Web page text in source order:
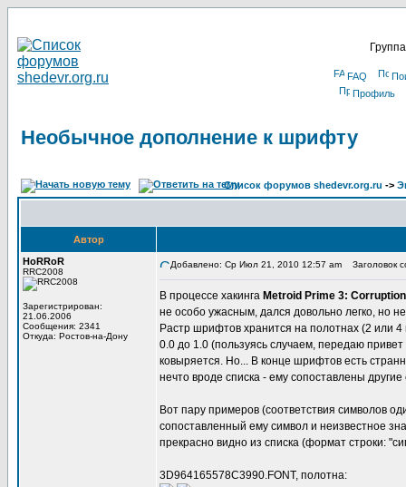
FAQ
Профиль
Необычное дополнение к шрифту
Список форумов shedevr.org.ru ->
Автор
HoRRoR
RRC2008
Зарегистрирован:
21.06.2006
Сообщения: 2341
Откуда: Ростов-на-Дону
Добавлено: Ср Июл 21, 2010 12:57 am Заголовок
В процессе хакинга Metroid Prime 3: Corruption
не особо ужасным, дался довольно легко, но
Растр шрифтов хранится на полотнах (2 или
0.0 до 1.0 (пользуясь случаем, передаю
ковыряется. Но... В конце шрифтов есть
нечто вроде списка - ему сопоставлены
Вот пару примеров (соответствия символов
сопоставленный ему символ и неизвестное
прекрасно видно из списка (формат строки:
3D964165578C3990.FONT, полотна: